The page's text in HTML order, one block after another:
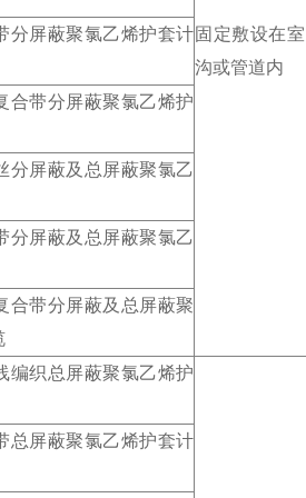
固定敷设在
沟或管道内
分屏蔽聚氯乙烯护套计
合带分屏蔽聚氯乙烯护
分屏蔽及总屏蔽聚氯乙
分屏蔽及总屏蔽聚氯乙
合带分屏蔽及总屏蔽聚
编织总屏蔽聚氯乙烯护
总屏蔽聚氯乙烯护套计